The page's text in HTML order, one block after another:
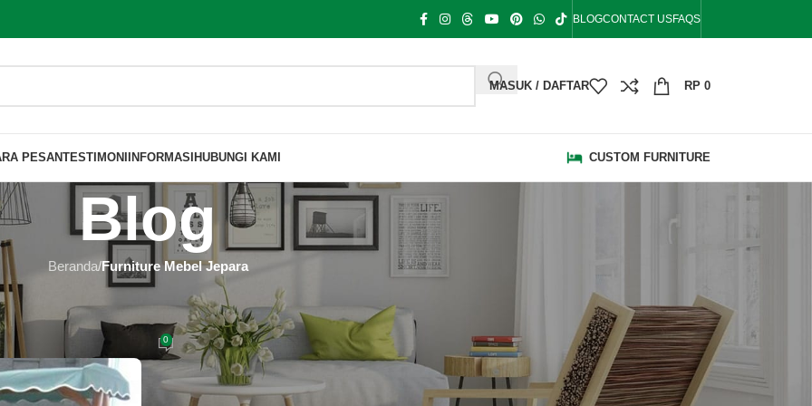
BLOGCONTACT USFAQS
MASUK / DAFTAR RP 0
PESANTESTIMONI INFORMASI HUBUNGI KAMI CUSTOM FURNITURE
Blog
Beranda/Furniture Mebel Jepara
JEPARA
100% Asli Jepara
Aktif 2020-01-28 0
Bangku Taman
Bufet Hias